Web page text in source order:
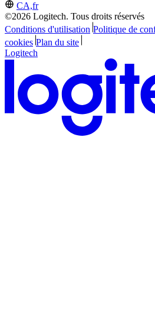
CA,fr
©2026 Logitech. Tous droits réservés
Conditions d'utilisation Politique de
cookies Plan du site
Logitech